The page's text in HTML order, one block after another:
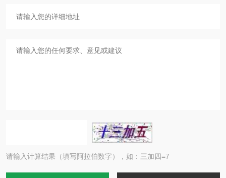
请输入计算结果（填写阿拉伯数字），如：三加四=7